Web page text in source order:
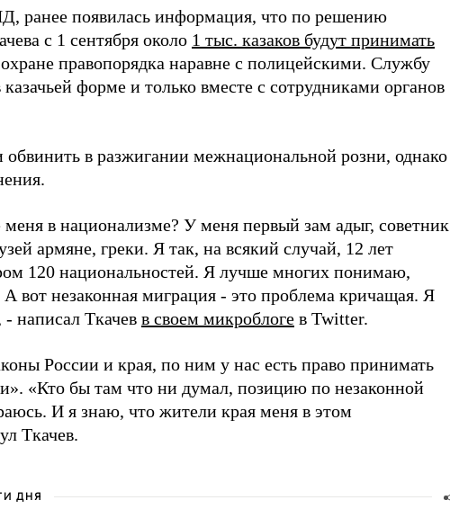
ранее появилась информация, что по решению
с 1 сентября около 1 тыс. казаков будут принимать
правопорядка наравне с полицейскими. Службу
казачьей форме и только вместе с сотрудниками органов
обвинить в разжигании межнациональной розни, однако
меня в национализме? У меня первый зам адыг,
армяне, греки. Я так, на всякий случай, 12 лет
120 национальностей. Я лучше многих понимаю,
вот незаконная миграция - это проблема кричащая. Я
написал Ткачев в своем микроблоге в Twitter.
России и края, по ним у нас есть право принимать
«Кто бы там что ни думал, позицию по незаконной
И я знаю, что жители края меня в этом
Ткачев.
ДНЯ